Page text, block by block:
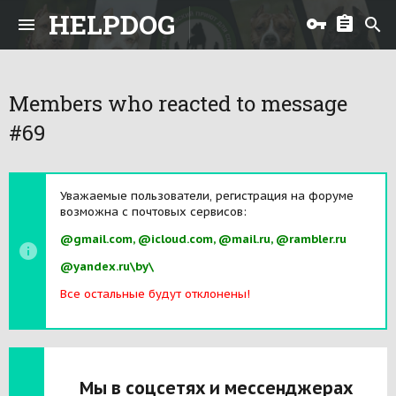
HELPDOG
Members who reacted to message
#69
Уважаемые пользователи, регистрация на форуме
возможна с почтовых сервисов:
@gmail.com, @icloud.com, @mail.ru, @rambler.ru
@yandex.ru\by\
Все остальные будут отклонены!
Мы в соцсетях и мессенджерах